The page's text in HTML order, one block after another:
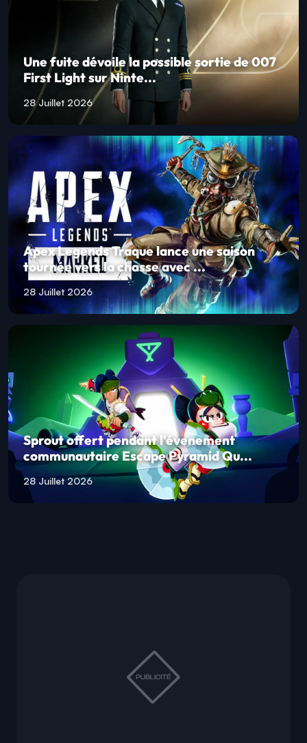
Une fuite dévoile la possible sortie de 007
First Light sur Ninte...
28 Juillet 2026
Apex Legends Traque lance une saison
tournée vers la chasse avec ...
28 Juillet 2026
Sprout offert pendant l'évenement
communautaire Escape Pyramid Qu...
28 Juillet 2026